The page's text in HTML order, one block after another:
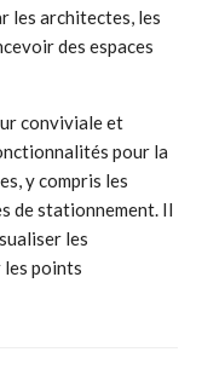
les architectes, les
des espaces
conviviale et
pour la
y compris les
de stationnement. Il
les
points